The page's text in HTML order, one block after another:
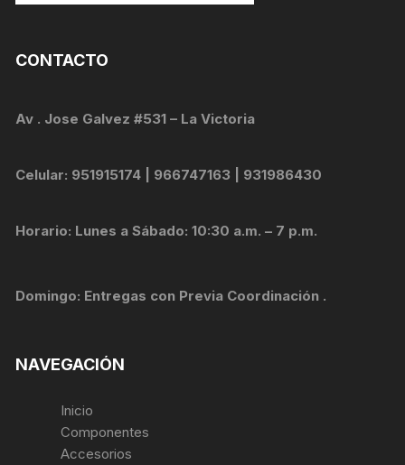
CONTACTO
Av . Jose Galvez #531 – La Victoria
Celular: 951915174 | 966747163 | 931986430
Horario: Lunes a Sábado: 10:30 a.m. – 7 p.m.
Domingo: Entregas con Previa Coordinación .
NAVEGACIÓN
Inicio
Componentes
Accesorios